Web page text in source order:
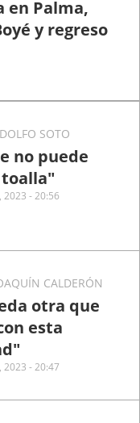
en Palma,
y regreso
SOTO
no puede
2023 - 20:56
CALDERÓN
otra que
esta
2023 - 20:47